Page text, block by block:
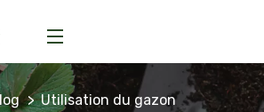
Utilisation du gazon